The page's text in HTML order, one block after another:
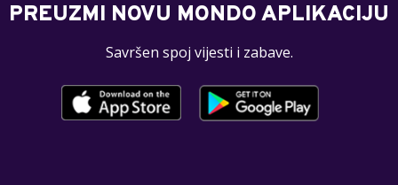
PREUZMI NOVU MONDO APLIKACIJU
Savršen spoj vijesti i zabave.